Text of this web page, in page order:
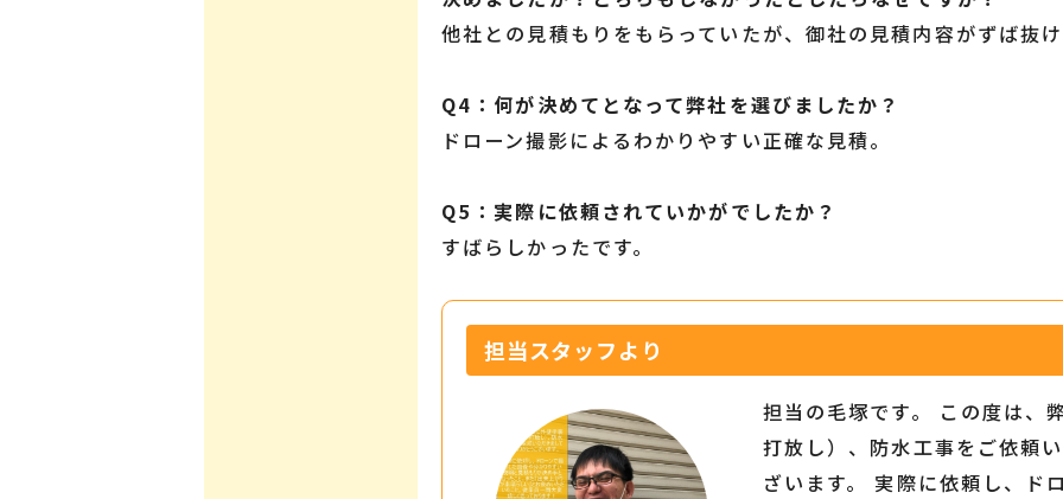
他社との見積もりをもらっていたが、御社の見積内容がずば抜
Q4：何が決めてとなって弊社を選びましたか？
ドローン撮影によるわかりやすい正確な見積。
Q5：実際に依頼されていかがでしたか？
すばらしかったです。
担当スタッフより
担当の毛塚です。 この度は、
打放し）、防水工事をご依頼
ざいます。 実際に依頼し、ド